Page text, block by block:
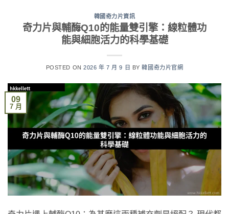
韓國奇力片資訊
奇力片與輔酶Q10的能量雙引擎：線粒體功
能與細胞活力的科學基礎
POSTED ON2026 年 7 月 9 日 BY韓國奇力片官網
09
7 月